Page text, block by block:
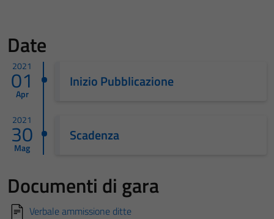
Date
2021
01
Apr
Inizio Pubblicazione
2021
30
Mag
Scadenza
Documenti di gara
Verbale ammissione ditte